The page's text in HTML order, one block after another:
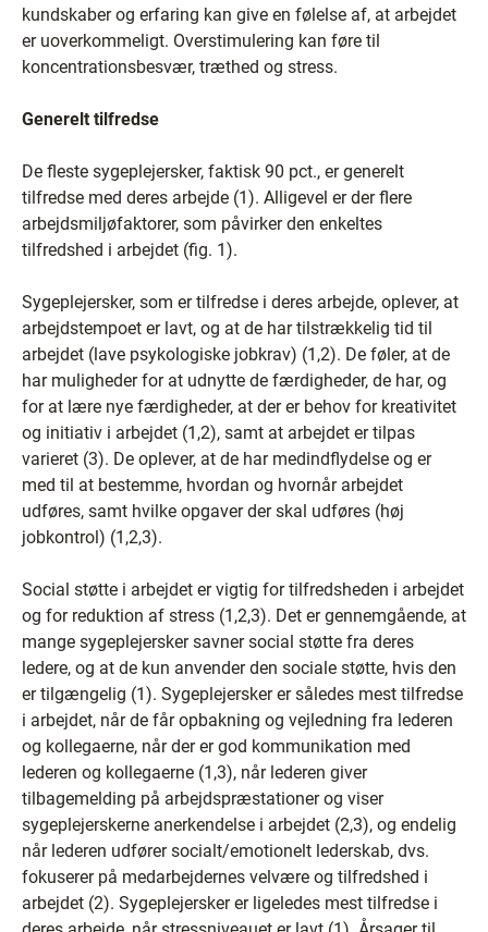
kundskaber og erfaring kan give en følelse af, at arbejdet
er uoverkommeligt. Overstimulering kan føre til
koncentrationsbesvær, træthed og stress.
Generelt tilfredse
De fleste sygeplejersker, faktisk 90 pct., er generelt
tilfredse med deres arbejde (1). Alligevel er der flere
arbejdsmiljøfaktorer, som påvirker den enkeltes
tilfredshed i arbejdet (fig. 1).
Sygeplejersker, som er tilfredse i deres arbejde, oplever, at
arbejdstempoet er lavt, og at de har tilstrækkelig tid til
arbejdet (lave psykologiske jobkrav) (1,2). De føler, at de
har muligheder for at udnytte de færdigheder, de har, og
for at lære nye færdigheder, at der er behov for kreativitet
og initiativ i arbejdet (1,2), samt at arbejdet er tilpas
varieret (3). De oplever, at de har medindflydelse og er
med til at bestemme, hvordan og hvornår arbejdet
udføres, samt hvilke opgaver der skal udføres (høj
jobkontrol) (1,2,3).
Social støtte i arbejdet er vigtig for tilfredsheden i arbejdet
og for reduktion af stress (1,2,3). Det er gennemgående, at
mange sygeplejersker savner social støtte fra deres
ledere, og at de kun anvender den sociale støtte, hvis den
er tilgængelig (1). Sygeplejersker er således mest tilfredse
i arbejdet, når de får opbakning og vejledning fra lederen
og kollegaerne, når der er god kommunikation med
lederen og kollegaerne (1,3), når lederen giver
tilbagemelding på arbejdspræstationer og viser
sygeplejerskerne anerkendelse i arbejdet (2,3), og endelig
når lederen udfører socialt/emotionelt lederskab, dvs.
fokuserer på medarbejdernes velvære og tilfredshed i
arbejdet (2). Sygeplejersker er ligeledes mest tilfredse i